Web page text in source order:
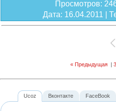
Просмотров:
Дата: 16.04.2011 |
« Предыдущая| 3
Ucoz Вконтакте FaceBook